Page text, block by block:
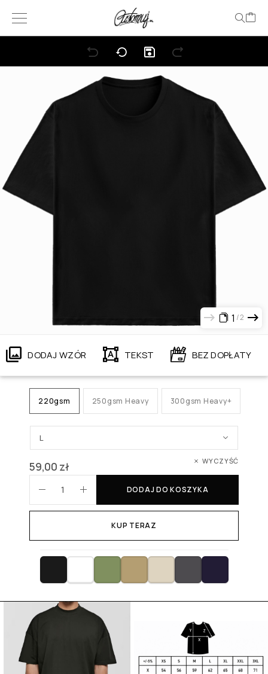
DODAJ WZÓR TEKST BEZ DOPŁATY
1 2
220gsm 250gsm Heavy 300gsm Heavy+
WYCZYŚĆ
59,00 zł
DODAJ DO KOSZYKA
KUP TERAZ